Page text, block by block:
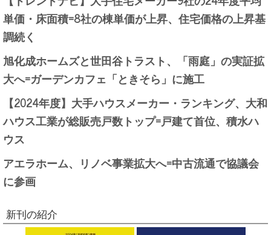
単価・床面積=8社の棟単価が上昇、住宅価格の上昇基
調続く
旭化成ホームズと世田谷トラスト、「雨庭」の実証拡
大へ=ガーデンカフェ「ときそら」に施工
【2024年度】大手ハウスメーカー・ランキング、大和
ハウス工業が総販売戸数トップ=戸建て首位、積水ハ
ウス
アエラホーム、リノベ事業拡大へ=中古流通で協議会
に参画
新刊の紹介